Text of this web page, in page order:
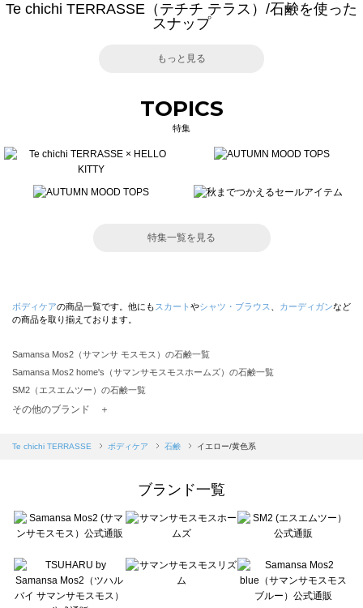
Te chichi TERRASSE（テチチ テラス）/石鹸を使った
スナップ
もっと見る
TOPICS
特集
特集一覧を見る
ボディケアの商品一覧です。他にも スカート やシャツ・ブラウス カーディガンなど
の商品を取り揃えております。
Samansa Mos2（サマンサ モスモス）の石鹸一覧
Samansa Mos2 home's（サマンサモスモスホームズ）の石鹸一覧
SM2（エスエムツー）の石鹸一覧
TSUHARU by Samansa Mos2（ツハルバイサマンサモスモス）の石鹸一覧
Samansa Mos2 blue（サマンサモスモス ブルー）の石鹸一覧
sō4ū（ソウフォーユー）の石鹸一覧
Te chichi（テチチ）の石鹸一覧
Te chichi CLASSIC（テチチ クラシック）の石鹸一覧
Lugnoncure（ルノンキュール）の石鹸一覧
BETTY'S BLUE（べティーズブルー）の石鹸一覧
Wpc.（ワールドパーティー）の石鹸一覧
その他のブランド ＋
Te chichi TERRASSE ボディケア 石鹸 イエロー/黄色系
ブランド一覧